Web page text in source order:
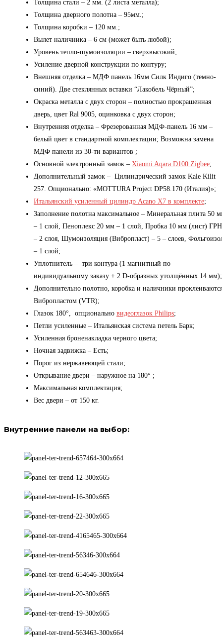
Толщина стали – 2 мм. (2 листа металла);
Толщина дверного полотна – 95мм.;
Толщина коробки – 120 мм.;
Вылет наличника – 6 см (может быть любой);
Уровень тепло-шумоизоляции – сверхвысокий;
Усиление дверной конструкции по контуру;
Внешняя отделка – МДФ панель 16мм Силк Индиго (темно-
синий). Две стеклянных вставки “Лакобель Чёрный”;
Окраска металла с двух сторон – полностью прокрашенная
дверь, цвет Ral 9005, оцинковка с двух сторон;
Внутренняя отделка – Фрезерованная МДФ-панель 16 мм –
белый цвет в стандартной комплектации; Возможна замена
МДФ панели из 30-ти вариантов ;
Основной электронный замок – Xiaomi Aqara D100 Zigbee;
Дополнительный замок – Цилиндрический замок Kale Kilit
257. Опционально: «MOTTURA Project DP58.170 (Италия)»;
Итальянский усиленный цилиндр Acano X7 в комплекте;
Заполнение полотна максимальное – Минеральная плита 50
– 1 слой, Пеноплекс 20 мм – 1 слой, Пробка 10 мм (лист) ГРН
– 2 слоя, Шумоизоляция (Вибропласт) – 5 – слоев,
– 1 слой;
Уплотнитель – три контура (1 магнитный по
индивидуальному заказу + 2 D-образных утолщённых 14 мм);
Дополнительно полотно, коробка и наличники
Вибропластом (VTR);
Глазок 180°, опционально видеоглазок Philips;
Петли усиленные – Итальянская система петель Барк;
Усиленная броненакладка черного цвета;
Ночная задвижка – Есть;
Порог из нержавеющей стали;
Открывание двери – наружное на 180° ;
Максимальная комплектация;
Вес двери – от 150 кг.
Внутренние панели на выбор: